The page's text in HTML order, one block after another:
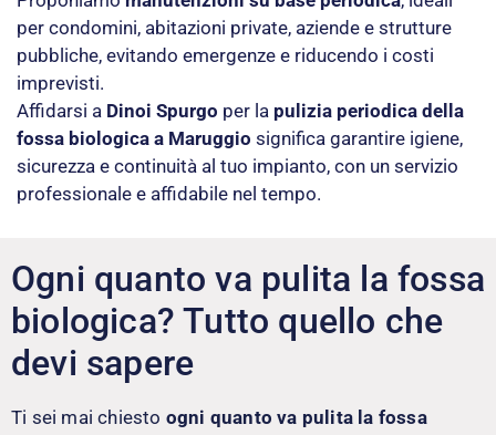
per condomini, abitazioni private, aziende e strutture
pubbliche, evitando emergenze e riducendo i costi
imprevisti.
Affidarsi a Dinoi Spurgo per la pulizia periodica della
fossa biologica a Maruggio significa garantire igiene,
sicurezza e continuità al tuo impianto, con un servizio
professionale e affidabile nel tempo.
Ogni quanto va pulita la fossa
biologica? Tutto quello che
devi sapere
Ti sei mai chiesto ogni quanto va pulita la fossa